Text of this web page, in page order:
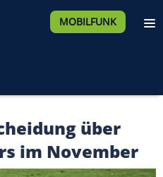
MOBILFUNK
über
im November